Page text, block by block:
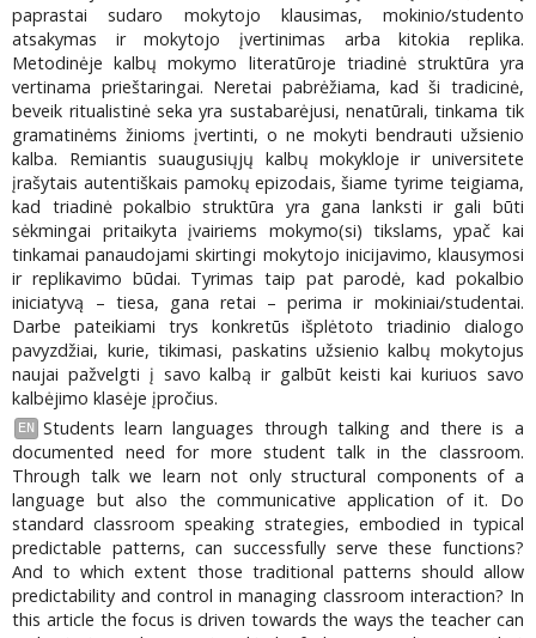
paprastai sudaro mokytojo klausimas, mokinio/studento
atsakymas ir mokytojo įvertinimas arba kitokia replika.
Metodinėje kalbų mokymo literatūroje triadinė struktūra yra
vertinama prieštaringai. Neretai pabrėžiama, kad ši tradicinė,
beveik ritualistinė seka yra sustabarėjusi, nenatūrali, tinkama tik
gramatinėms žinioms įvertinti, o ne mokyti bendrauti užsienio
kalba. Remiantis suaugusiųjų kalbų mokykloje ir universitete
įrašytais autentiškais pamokų epizodais, šiame tyrime teigiama,
kad triadinė pokalbio struktūra yra gana lanksti ir gali būti
sėkmingai pritaikyta įvairiems mokymo(si) tikslams, ypač kai
tinkamai panaudojami skirtingi mokytojo inicijavimo, klausymosi
ir replikavimo būdai. Tyrimas taip pat parodė, kad pokalbio
iniciatyvą – tiesa, gana retai – perima ir mokiniai/studentai.
Darbe pateikiami trys konkretūs išplėtoto triadinio dialogo
pavyzdžiai, kurie, tikimasi, paskatins užsienio kalbų mokytojus
naujai pažvelgti į savo kalbą ir galbūt keisti kai kuriuos savo
kalbėjimo klasėje įpročius.
EN
Students learn languages through talking and there is a
documented need for more student talk in the classroom.
Through talk we learn not only structural components of a
language but also the communicative application of it. Do
standard classroom speaking strategies, embodied in typical
predictable patterns, can successfully serve these functions?
And to which extent those traditional patterns should allow
predictability and control in managing classroom interaction? In
this article the focus is driven towards the ways the teacher can